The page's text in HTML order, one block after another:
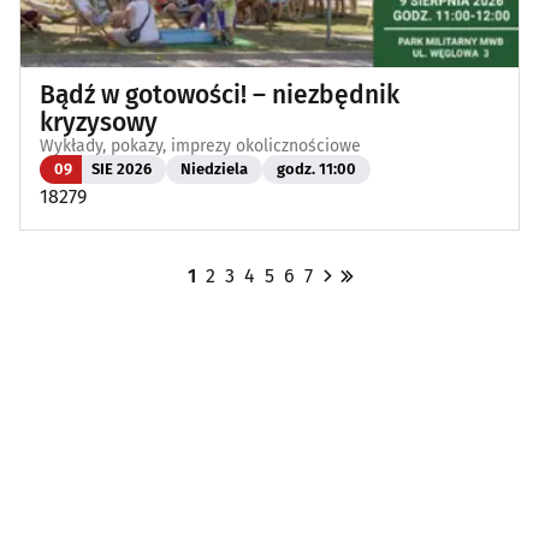
Bądź w gotowości! – niezbędnik
kryzysowy
Wykłady, pokazy, imprezy okolicznościowe
09 SIE 2026 Niedziela godz. 11:00
18279
1 2 3 4 5 6 7